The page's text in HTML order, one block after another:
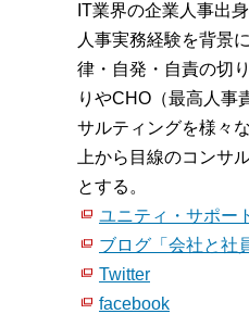
IT業界の企業人事出
人事実務経験を背景
律・自発・自責の切
りやCHO（最高人事
サルティングを様々
上から目線のコンサ
とする。
ユニティ・サポー
ブログ「会社と社
Twitter
facebook